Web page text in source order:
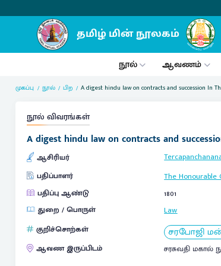
நூல் ஆவணம்
முகப்பு நூல் பிற A digest hindu law on contracts and succession In
நூல் விவரங்கள்
A digest hindu law on contracts and
ஆசிரியர்
பதிப்பாளர்
The Honourable
பதிப்பு ஆண்டு
1801
துறை / பொருள்
Law
குறிச்சொற்கள்
சரபோஜி
ஆவண இருப்பிடம் சரசுவதி மகால்